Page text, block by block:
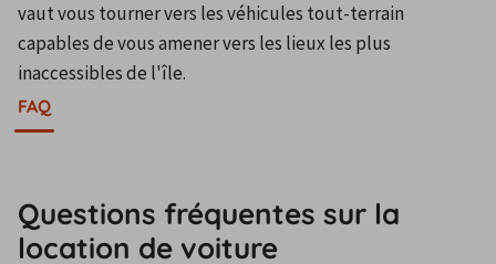
vaut vous tourner vers les véhicules tout-terrain
capables de vous amener vers les lieux les plus
inaccessibles de l'île.
FAQ
Questions fréquentes sur la
location de voiture